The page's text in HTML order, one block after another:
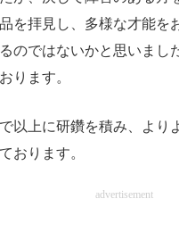
を拝見し、多様な才能を
のではないかと思いまし
ります。
以上に研鑽を積み、より
おります。
advertisement